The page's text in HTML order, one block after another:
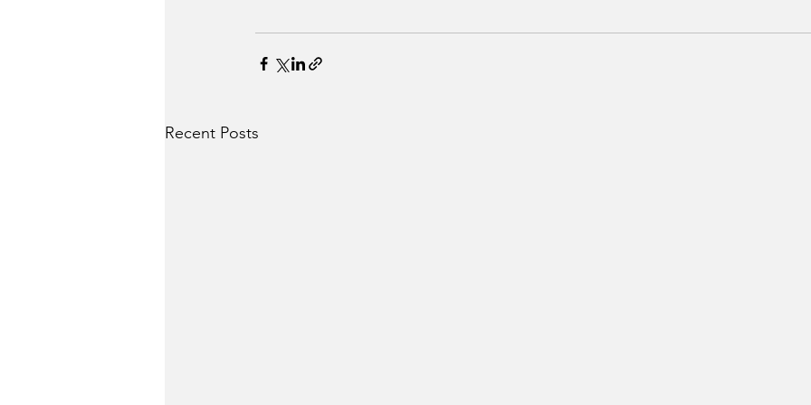
Recent Posts